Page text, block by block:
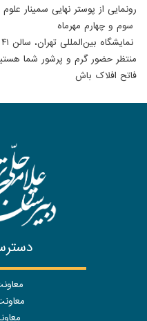
رونمایی از پوستر نهایی سمینار
سوم و چهارم مهرماه
نمایشگاه بین‌المللی تهران، سالن ۴۱
منتظر حضور گرم و پرشور شما
فاتح افلاک باش